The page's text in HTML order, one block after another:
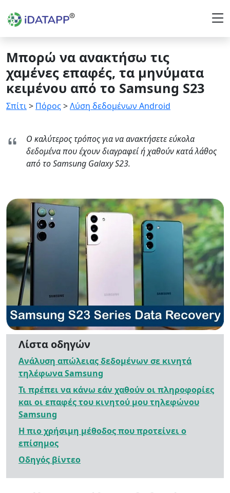
Μπορώ να ανακτήσω τις
χαμένες επαφές, τα μηνύματα
κειμένου από το Samsung S23
Σπίτι> Πόρος>Λύση δεδομένων Android
Ο καλύτερος τρόπος για να ανακτήσετε εύκολα
δεδομένα που έχουν διαγραφεί ή χαθούν κατά λάθος
από το Samsung Galaxy S23.
Λίστα οδηγών
Ανάλυση απώλειας δεδομένων σε κινητά
τηλέφωνα Samsung
Τι πρέπει να κάνω εάν χαθούν οι πληροφορίες
και οι επαφές του κινητού μου τηλεφώνου
Samsung
Η πιο χρήσιμη μέθοδος που προτείνει ο
επίσημος
Οδηγός βίντεο